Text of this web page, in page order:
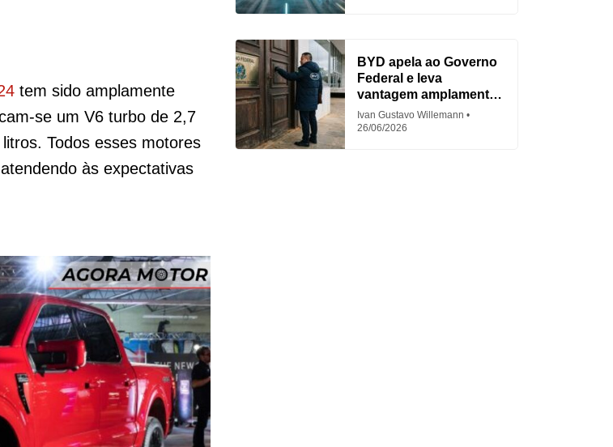
tem sido amplamente
se um V6 turbo de 2,7
Todos esses motores
às expectativas
BYD apela ao Governo
Federal e leva
vantagem amplamente
criticada
Ivan Gustavo Willemann
26/06/2026